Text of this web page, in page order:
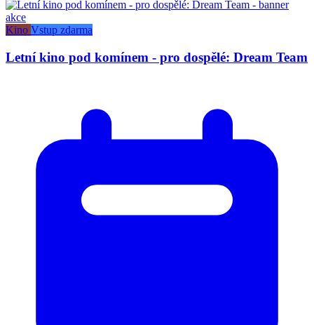
Kino Vstup zdarma
Letní kino pod komínem - pro dospělé: Dream Team